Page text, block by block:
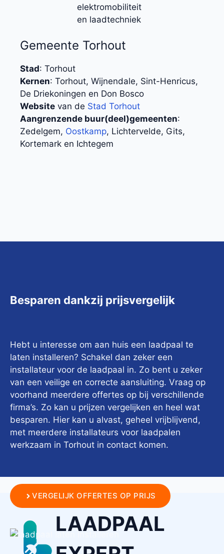
elektromobiliteit
en laadtechniek
Gemeente Torhout
Stad: Torhout
Kernen: Torhout, Wijnendale, Sint-Henricus,
De Driekoningen en Don Bosco
Website van de Stad Torhout
Aangrenzende buur(deel)gemeenten:
Zedelgem, Oostkamp, Lichtervelde, Gits,
Kortemark en Ichtegem
Besparen dankzij prijsvergelijk
Hebt u interesse om aan huis een laadpaal te
laten installeren? Schakel dan zeker een
installateur voor de laadpaal in. Zo bent u zeker
van een veilige en correcte aansluiting. Vraag op
voorhand meerdere offertes op bij verschillende
firma’s. Zo kan u prijzen vergelijken en heel wat
besparen. Hier kan u alvast, geheel vrijblijvend,
met meerdere installateurs voor laadpalen
werkzaam in Torhout in contact komen.
VERGELIJK OFFERTES OP PRIJS
LAADPAAL